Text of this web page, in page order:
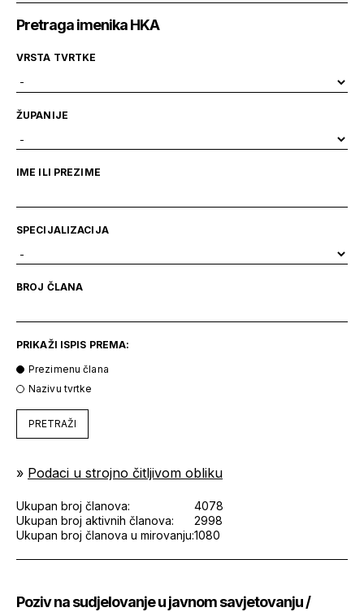
Pretraga imenika HKA
VRSTA TVRTKE
ŽUPANIJE
IME ILI PREZIME
SPECIJALIZACIJA
BROJ ČLANA
PRIKAŽI ISPIS PREMA:
Prezimenu člana
Nazivu tvrtke
PRETRAŽI
» Podaci u strojno čitljivom obliku
Ukupan broj članova:
4078
Ukupan broj aktivnih članova:
2998
Ukupan broj članova u mirovanju:1080
Poziv na sudjelovanje u javnom savjetovanju /